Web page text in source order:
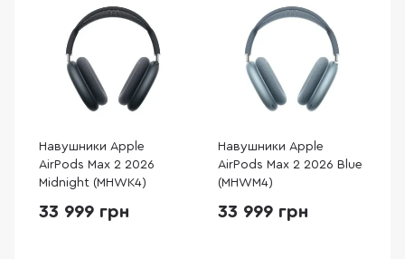
Навушники Apple
AirPods Max 2 2026
Midnight (MHWK4)
33 999 грн
Навушники Apple
AirPods Max 2 2026 Blue
(MHWM4)
33 999 грн